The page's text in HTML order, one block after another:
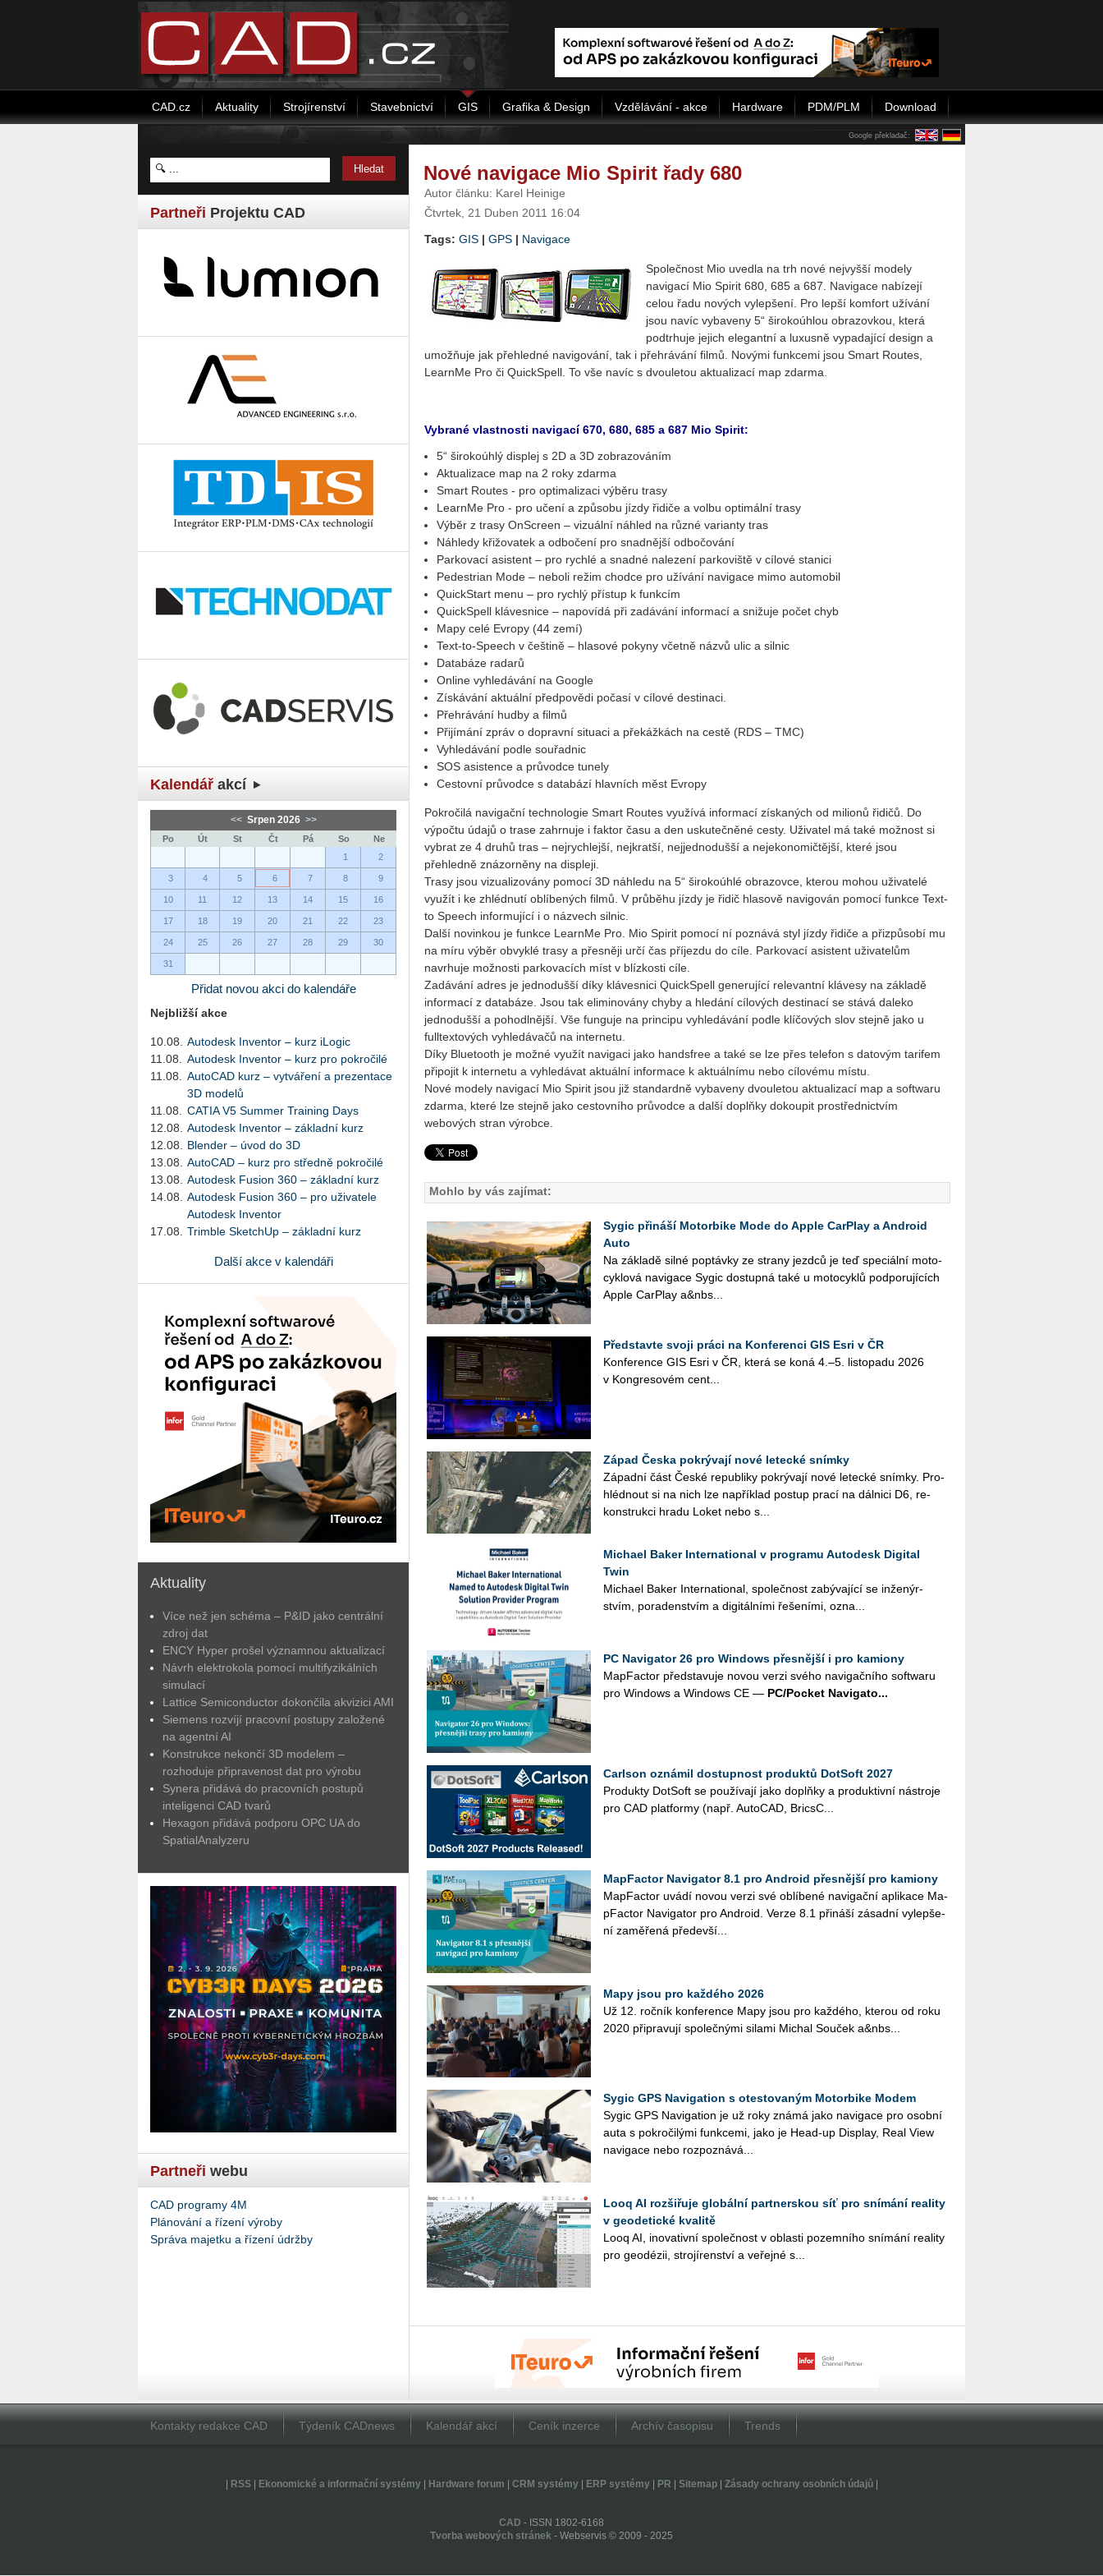
CAD.cz Aktuality Strojírenství Stavebnictví GIS Grafika & Design Vzdělávání - akce Hardware PDM/PLM Download
Google překladač:
Partneři Projektu CAD
Kalendář akcí
<< Srpen 2026 >>
Po Út St Čt Pá So
Ne
1
2
3 4 5 6 7 8 9
10 11 12 13 14 15 16
17 18 19 20 21 22 23
24 25 26 27 28 29 30
31
Přidat novou akci do kalendáře
Nejbližší akce
10.08.
Autodesk Inventor – kurz iLogic
11.08.
Autodesk Inventor – kurz pro pokročilé
11.08.
AutoCAD kurz – vytváření a prezentace
3D modelů
11.08.
CATIA V5 Summer Training Days
12.08.
Autodesk Inventor – základní kurz
12.08.
Blender – úvod do 3D
13.08.
AutoCAD – kurz pro středně pokročilé
13.08.
Autodesk Fusion 360 – základní kurz
14.08.
Autodesk Fusion 360 – pro uživatele
Autodesk Inventor
17.08.
Trimble SketchUp – základní kurz
Další akce v kalendáři
Aktuality
Více než jen schéma – P&ID jako centrální
zdroj dat
ENCY Hyper prošel významnou aktualizací
Návrh elektrokola pomocí multifyzikálních
simulací
Lattice Semiconductor dokončila akvizici AMI
Siemens rozvíjí pracovní postupy založené
na agentní AI
Konstrukce nekončí 3D modelem –
rozhoduje připravenost dat pro výrobu
Synera přidává do pracovních postupů
inteligenci CAD tvarů
Hexagon přidává podporu OPC UA do
SpatialAnalyzeru
Partneři webu
CAD programy 4M
Plánování a řízení výroby
Správa majetku a řízení údržby
Nové navigace Mio Spirit řady 680
Autor článku: Karel Heinige
Čtvrtek, 21 Duben 2011 16:04
Tags: GIS | GPS | Navigace
Společnost Mio uvedla na trh nové nejvyšší modely
navigací Mio Spirit 680, 685 a 687. Navigace nabízejí
celou řadu nových vylepšení. Pro lepší komfort užívání
jsou navíc vybaveny 5“ širokoúhlou obrazovkou, která
podtrhuje jejich elegantní a luxusně vypadající design a
umožňuje jak přehledné navigování, tak i přehrávání filmů. Novými funkcemi jsou Smart Routes,
LearnMe Pro či QuickSpell. To vše navíc s dvouletou aktualizací map zdarma.
Vybrané vlastnosti navigací 670, 680, 685 a 687 Mio Spirit:
5“ širokoúhlý displej s 2D a 3D zobrazováním
Aktualizace map na 2 roky zdarma
Smart Routes - pro optimalizaci výběru trasy
LearnMe Pro - pro učení a způsobu jízdy řidiče a volbu optimální trasy
Výběr z trasy OnScreen – vizuální náhled na různé varianty tras
Náhledy křižovatek a odbočení pro snadnější odbočování
Parkovací asistent – pro rychlé a snadné nalezení parkoviště v cílové stanici
Pedestrian Mode – neboli režim chodce pro užívání navigace mimo automobil
QuickStart menu – pro rychlý přístup k funkcím
QuickSpell klávesnice – napovídá při zadávání informací a snižuje počet chyb
Mapy celé Evropy (44 zemí)
Text-to-Speech v češtině – hlasové pokyny včetně názvů ulic a silnic
Databáze radarů
Online vyhledávání na Google
Získávání aktuální předpovědi počasí v cílové destinaci.
Přehrávání hudby a filmů
Přijímání zpráv o dopravní situaci a překážkách na cestě (RDS – TMC)
Vyhledávání podle souřadnic
SOS asistence a průvodce tunely
Cestovní průvodce s databází hlavních měst Evropy
Pokročilá navigační technologie Smart Routes využívá informací získaných od milionů řidičů. Do
výpočtu údajů o trase zahrnuje i faktor času a den uskutečněné cesty. Uživatel má také možnost si
vybrat ze 4 druhů tras – nejrychlejší, nejkratší, nejjednodušší a nejekonomičtější, které jsou
přehledně znázorněny na displeji.
Trasy jsou vizualizovány pomocí 3D náhledu na 5“ širokoúhlé obrazovce, kterou mohou uživatelé
využít i ke zhlédnutí oblíbených filmů. V průběhu jízdy je řidič hlasově navigován pomocí funkce Text-
to Speech informující i o názvech silnic.
Další novinkou je funkce LearnMe Pro. Mio Spirit pomocí ní poznává styl jízdy řidiče a přizpůsobí mu
na míru výběr obvyklé trasy a přesněji určí čas příjezdu do cíle. Parkovací asistent uživatelům
navrhuje možnosti parkovacích míst v blízkosti cíle.
Zadávání adres je jednodušší díky klávesnici QuickSpell generující relevantní klávesy na základě
informací z databáze. Jsou tak eliminovány chyby a hledání cílových destinací se stává daleko
jednodušší a pohodlnější. Vše funguje na principu vyhledávání podle klíčových slov stejně jako u
fulltextových vyhledávačů na internetu.
Díky Bluetooth je možné využít navigaci jako handsfree a také se lze přes telefon s datovým tarifem
připojit k internetu a vyhledávat aktuální informace k aktuálnímu nebo cílovému místu.
Nové modely navigací Mio Spirit jsou již standardně vybaveny dvouletou aktualizací map a softwaru
zdarma, které lze stejně jako cestovního průvodce a další doplňky dokoupit prostřednictvím
webových stran výrobce.
Mohlo by vás zajímat:
Sygic přináší Motorbike Mode do Apple CarPlay a Android
Auto
Na zá­kla­dě silné po­ptáv­ky ze stra­ny jezd­ců je teď spe­ci­ál­ní mo­to­
cy­klo­vá na­vi­ga­ce Sygic do­stup­ná také u mo­to­cy­klů pod­po­ru­jí­cích
Apple Car­Play a&nbs...
Představte svoji práci na Konferenci GIS Esri v ČR
Kon­fe­ren­ce GIS Esri v ČR, která se koná 4.–5. lis­to­pa­du 2026
v Kon­gre­so­vém cen­t­...
Západ Česka pokrývají nové letecké snímky
Zá­pad­ní část České re­pub­li­ky po­krý­va­jí nové le­tec­ké sním­ky. Pro­
hléd­nout si na nich lze na­pří­klad po­stup prací na dál­ni­ci D6, re­
kon­struk­ci hradu Loket nebo s...
Michael Baker International v programu Autodesk Digital
Twin
Mi­cha­el Baker In­ter­nati­o­nal, spo­leč­nost za­bý­va­jí­cí se in­že­nýr­
stvím, po­ra­den­stvím a di­gi­tál­ní­mi ře­še­ní­mi, ozna...
PC Navigator 26 pro Windows přesnější i pro kamiony
Map­Fac­tor před­sta­vu­je novou verzi svého na­vi­gač­ní­ho soft­wa­ru
pro Win­dows a Win­dows CE — PC/Po­cket Na­vi­ga­to...
Carlson oznámil dostupnost produktů DotSoft 2027
Pro­duk­ty Do­t­Soft se po­u­ží­va­jí jako doplňky a pro­duk­tiv­ní ná­stro­je
pro CAD plat­for­my (např. Au­to­CAD, Brics­C...
MapFactor Navigator 8.1 pro Android přesnější pro kamiony
Ma­p­Fac­tor uvádí novou verzi své ob­lí­be­né na­vi­gač­ní apli­ka­ce Ma­
p­Fac­tor Na­vi­ga­tor pro An­dro­id. Verze 8.1 při­ná­ší zá­sad­ní vy­lep­še­
ní za­mě­ře­ná pře­de­vší...
Mapy jsou pro každého 2026
Už 12. roč­ník kon­fe­ren­ce Mapy jsou pro kaž­dé­ho, kte­rou od roku
2020 při­pra­vu­jí spo­leč­ný­mi si­la­mi Mi­chal Sou­ček a&nbs...
Sygic GPS Navigation s otestovaným Motorbike Modem
Sygic GPS Na­vi­gati­on je už roky známá jako na­vi­ga­ce pro osob­ní
auta s po­kro­či­lý­mi funk­ce­mi, jako je Head-up Dis­play, Real View
na­vi­ga­ce nebo roz­po­zná­vá­...
Looq AI rozšiřuje globální partnerskou síť pro snímání reality
v geodetické kvalitě
Looq AI, ino­va­tiv­ní spo­leč­nost v ob­las­ti po­zem­ní­ho sní­má­ní re­a­li­ty
pro geo­dé­zii, stro­jí­ren­ství a ve­řej­né s...
Kontakty redakce CAD Týdeník CADnews Kalendář akcí Ceník inzerce Archív časopisu Trends
RSS| Ekonomické a informační systémy| Hardware forum CRM systémy| ERP systémy| PR Sitemap| Zásady ochrany osobních údajů|
CAD - ISSN 1802-6168
Tvorba webových stránek - Webservis © 2009 - 2025